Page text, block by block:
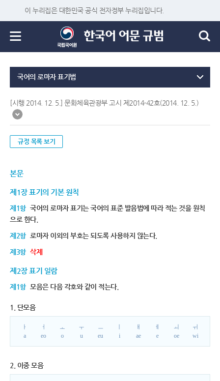
이 누리집은 대한민국 공식 전자정부 누리집입니다.
국어의 로마자 표기법
[시행 2014. 12. 5.] 문화체육관광부 고시 제2014-42호(2014. 12. 5.)
규정 목록 보기
본문
제1장 표기의 기본 원칙
제1항 국어의 로마자 표기는 국어의 표준 발음법에 따라 적는 것을 원칙
으로 한다.
제2항 로마자 이외의 부호는 되도록 사용하지 않는다.
제3항 삭제
제2장 표기 일람
제1항 모음은 다음 각호와 같이 적는다.
1. 단모음
ㅏ
a
ㅓ
eo
ㅗ
o
ㅜ
u
ㅡ
eu
i
ㅐ
ae
ㅔ
e
ㅚ
oe
ㅟ
wi
2. 이중 모음